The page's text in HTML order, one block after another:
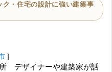
・住宅の設計に強い建築事
]
デザイナーや建築家が話